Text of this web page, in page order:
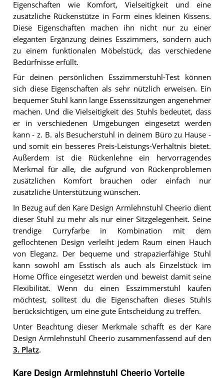
Eigenschaften wie Komfort, Vielseitigkeit und eine
zusätzliche Rückenstütze in Form eines kleinen Kissens.
Diese Eigenschaften machen ihn nicht nur zu einer
eleganten Ergänzung deines Esszimmers, sondern auch
zu einem funktionalen Möbelstück, das verschiedene
Bedürfnisse erfüllt.
Für deinen persönlichen Esszimmerstuhl-Test können
sich diese Eigenschaften als sehr nützlich erweisen. Ein
bequemer Stuhl kann lange Essenssitzungen angenehmer
machen. Und die Vielseitigkeit des Stuhls bedeutet, dass
er in verschiedenen Umgebungen eingesetzt werden
kann - z. B. als Besucherstuhl in deinem Büro zu Hause -
und somit ein besseres Preis-Leistungs-Verhältnis bietet.
Außerdem ist die Rückenlehne ein hervorragendes
Merkmal für alle, die aufgrund von Rückenproblemen
zusätzlichen Komfort brauchen oder einfach nur
zusätzliche Unterstützung wünschen.
In Bezug auf den Kare Design Armlehnstuhl Cheerio dient
dieser Stuhl zu mehr als nur einer Sitzgelegenheit. Seine
trendige Curryfarbe in Kombination mit dem
geflochtenen Design verleiht jedem Raum einen Hauch
von Eleganz. Der bequeme und strapazierfähige Stuhl
kann sowohl am Esstisch als auch als Einzelstück im
Home Office eingesetzt werden und beweist damit seine
Flexibilität. Wenn du einen Esszimmerstuhl kaufen
möchtest, solltest du die Eigenschaften dieses Stuhls
berücksichtigen, um eine gute Entscheidung zu treffen.
Unter Beachtung dieser Merkmale schafft es der Kare
Design Armlehnstuhl Cheerio zusammenfassend auf den
3. Platz.
Kare Design Armlehnstuhl Cheerio Vorteile